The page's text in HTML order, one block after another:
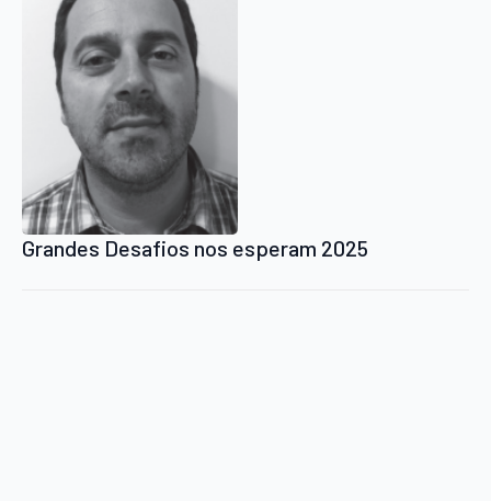
Grandes Desafios nos esperam 2025